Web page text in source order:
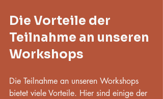
Die Vorteile der
Teilnahme an unseren
Workshops
Die Teilnahme an unseren Workshops
bietet viele Vorteile. Hier sind einige der